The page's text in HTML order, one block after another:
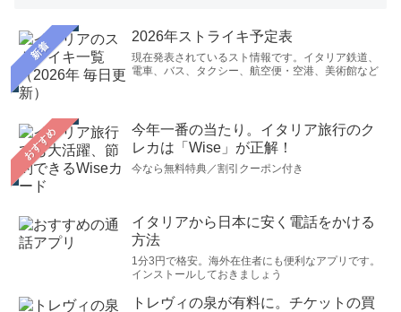
新着
2026年ストライキ予定表
現在発表されているスト情報です。イタリア鉄道、
電車、バス、タクシー、航空便・空港、美術館など
おすすめ
今年一番の当たり。イタリア旅行のク
レカは「Wise」が正解！
今なら無料特典／割引クーポン付き
イタリアから日本に安く電話をかける
方法
1分3円で格安。海外在住者にも便利なアプリです。
インストールしておきましょう
トレヴィの泉が有料に。チケットの買